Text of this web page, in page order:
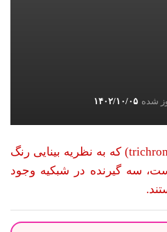
شده ۱۴۰۲/۱۰/۰۵
طبق نظریه سه رنگی (trichromatic) که به نظریه بینایی رنگ
سه گیرنده در شبکیه وجود